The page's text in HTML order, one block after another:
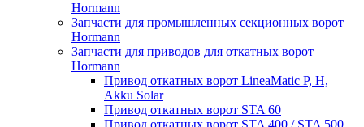
Hormann
Запчасти для промышленных секционных ворот
Hormann
Запчасти для приводов для откатных ворот
Hormann
Привод откатных ворот LineaMatic P, H,
Akku Solar
Привод откатных ворот STA 60
Привод откатных ворот STA 400 / STA 500